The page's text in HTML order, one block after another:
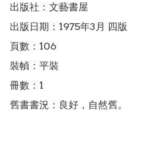
出版社：文藝書屋
出版日期：1975年3月 四版
頁數：106
裝幀：平裝
冊數：1
舊書書況：良好，自然舊。